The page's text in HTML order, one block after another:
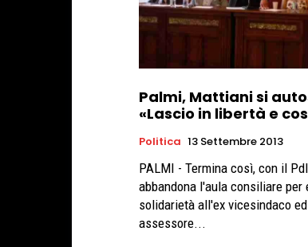
Palmi, Mattiani si
«Lascio in libertà e
Politica 13 Settembre 2013
PALMI - Termina così, con il
abbandona l'aula consiliare per
solidarietà all'ex vicesindaco
assessore...